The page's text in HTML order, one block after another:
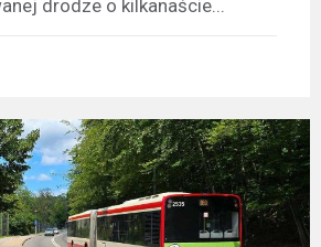
drodze o kilkanaście...